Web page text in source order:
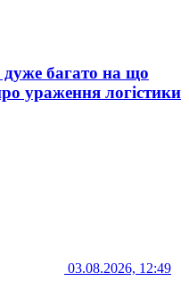
багато на що
ураження логістики
03.08.2026, 12:49